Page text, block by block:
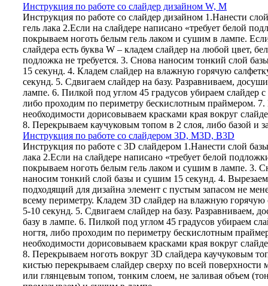
Инструкция по работе со слайдер дизайном W, M
Инструкция по работе со слайдер дизайном 1.Нанести
гель лака 2.Если на слайдере написано «требует белой
покрываем ноготь белым гель лаком и сушим в лампе.
слайдера есть буква W – кладем слайдер на любой цвет,
подложка не требуется. 3. Снова наносим тонкий слой
15 секунд. 4. Кладем слайдер на влажную горячую
секунд. 5. Сдвигаем слайдер на базу. Разравниваем,
лампе. 6. Пилкой под углом 45 градусов убираем слайдер с
либо проходим по периметру бескислотным праймером.
необходимости дорисовываем красками края вокруг
8. Перекрываем каучуковым топом в 2 слоя, либо базой и
Инструкция по работе со слайдером 3D, М3D, B3D
Инструкция по работе с 3D слайдером 1.Нанести слой
лака 2.Если на слайдере написано «требует белой
покрываем ноготь белым гель лаком и сушим в лампе. 3.
наносим тонкий слой базы и сушим 15 секунд. 4. Вырезаем
подходящий для дизайна элемент с пустым запасом не
всему периметру. Кладем 3D слайдер на влажную горячую
5-10 секунд. 5. Сдвигаем слайдер на базу. Разравниваем,
базу в лампе. 6. Пилкой под углом 45 градусов убираем
ногтя, либо проходим по периметру бескислотным
необходимости дорисовываем красками края вокруг
8. Перекрываем ноготь вокруг 3D слайдера каучуковым
кистью перекрываем слайдер сверху по всей поверхности
или глянцевым топом, тонким слоем, не заливая объем